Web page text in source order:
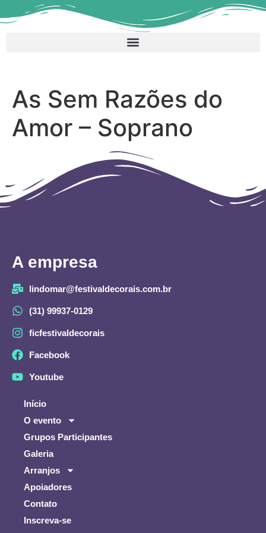
As Sem Razões do
Amor – Soprano
A empresa
lindomar@festivaldecorais.com.br
(31) 99937-0129
ficfestivaldecorais
Facebook
Youtube
Início
O evento
Grupos Participantes
Galeria
Arranjos
Apoiadores
Contato
Inscreva-se